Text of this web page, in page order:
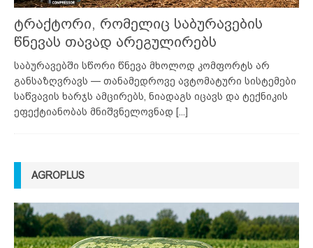
ტრაქტორი, რომელიც საბურავების
წნევას თავად არეგულირებს
საბურავებში სწორი წნევა მხოლოდ კომფორტს არ
განსაზღვრავს — თანამედროვე ავტომატური სისტემები
საწვავის ხარჯს ამცირებს, ნიადაგს იცავს და ტექნიკის
ეფექტიანობას მნიშვნელოვნად [...]
AGROPLUS